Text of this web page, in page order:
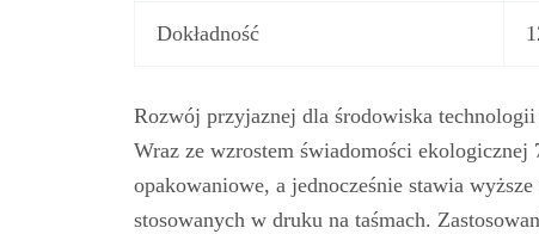
Dokładność
Rozwój przyjaznej dla środowiska
Wraz ze wzrostem świadomości
opakowaniowe, a jednocześnie stawia
stosowanych w druku na taśmach.